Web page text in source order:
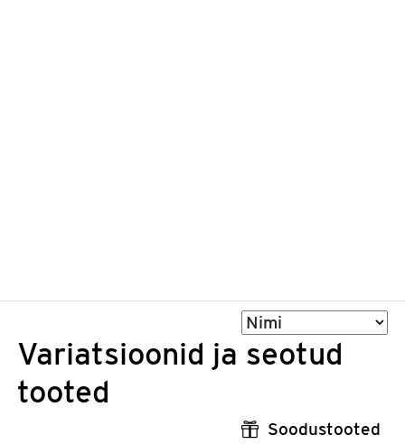
Sorteeri
Variatsioonid ja seotud
tooted
Soodustooted